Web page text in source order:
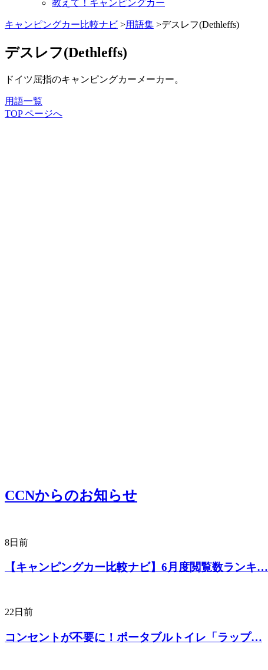
教えて！キャンピングカー
キャンピングカー比較ナビ >用語集 >デスレフ(Dethleffs)
デスレフ(Dethleffs)
ドイツ屈指のキャンピングカーメーカー。
用語一覧
TOP ページへ
CCNからのお知らせ
8日前
【キャンピングカー比較ナビ】6月度閲覧数ランキ…
22日前
コンセントが不要に！ポータブルトイレ「ラップ…